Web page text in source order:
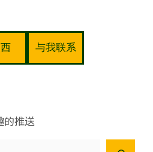
与我联系
的推送